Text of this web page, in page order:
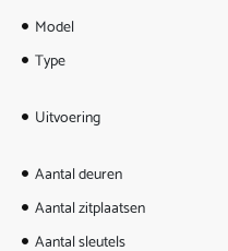
Model
Type
Uitvoering
Aantal deuren
Aantal zitplaatsen
Aantal sleutels